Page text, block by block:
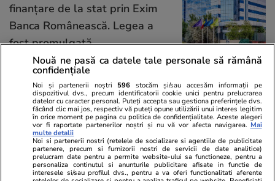
finanțare de la stat prin Exim
Banca Românească. Legea a
fost promulgată
Știri România 05 aug.
Scufundarea celor patru barje în
Dunăre pentru creșterea
debitului apei spre Centrala de
la Cernavodă, amânată pentru
Nouă ne pasă ca datele tale personale să rămână
confidențiale
Noi și partenerii noștri 596 stocăm și/sau accesăm informații pe
dispozitivul dvs., precum identificatorii cookie unici pentru prelucrarea
datelor cu caracter personal. Puteți accepta sau gestiona preferințele dvs.
făcând clic mai jos, respectiv vă puteți opune utilizării unui interes legitim
în orice moment pe pagina cu politica de confidențialitate. Aceste alegeri
vor fi raportate partenerilor noștri și nu vă vor afecta navigarea. Mai
multe detalii
Noi si partenerii nostri (retelele de socializare si agentiile de publicitate
partenere, precum si furnizorii nostri de servicii de date analitice)
prelucram date pentru a permite website-ului sa functioneze, pentru a
personaliza continutul si anunturile publicitare afisate in functie de
interesele si/sau profilul dvs., pentru a va oferi functionalitati aferente